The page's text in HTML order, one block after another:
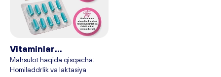
Vitaminlar
homiladorlar uchun
Eletal, 90 ta kapsula -
Mahsulot haqida qisqacha:
Homiladdrlik va laktasiya